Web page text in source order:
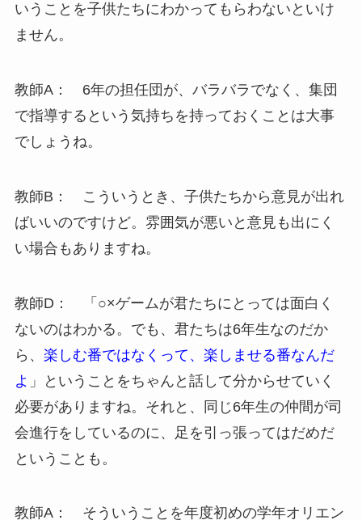
いうことを子供たちにわかってもらわないといけ
ません。
教師A： 6年の担任団が、バラバラでなく、集団
で指導するという気持ちを持っておくことは大事
でしょうね。
教師B： こういうとき、子供たちから意見が出れ
ばいいのですけど。雰囲気が悪いと意見も出にく
い場合もありますね。
教師D： 「○×ゲームが君たちにとっては面白く
ないのはわかる。でも、君たちは6年生なのだか
ら、 楽しむ番ではなくって、楽しませる番なんだ
よ 」ということをちゃんと話して分からせていく
必要がありますね。それと、同じ6年生の仲間が司
会進行をしているのに、足を引っ張ってはだめだ
ということも。
教師A： そういうことを年度初めの学年オリエン